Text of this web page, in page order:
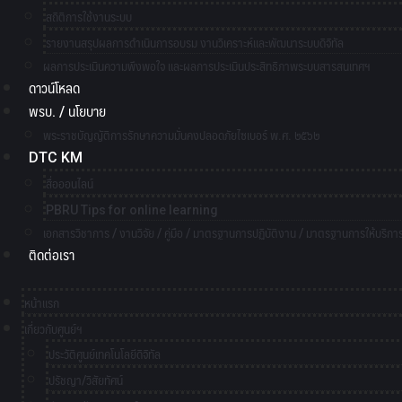
สถิติการใช้งานระบบ
รายงานสรุปผลการดำเนินการอบรม งานวิเคราะห์และพัฒนาระบบดิจิทัล
ผลการประเมินความพึงพอใจ และผลการประเมินประสิทธิภาพระบบสารสนเทศฯ
ดาวน์โหลด
พรบ. / นโยบาย
พระราชบัญญัติการรักษาความมั่นคงปลอดภัยไซเบอร์ พ.ศ. ๒๕๖๒
DTC KM
สื่อออนไลน์
PBRU Tips for online learning
เอกสารวิชาการ / งานวิจัย / คู่มือ / มาตรฐานการปฏิบัติงาน / มาตรฐานการให้บริกา
ติดต่อเรา
หน้าแรก
เกี่ยวกับศูนย์ฯ
ประวัติศูนย์เทคโนโลยีดิจิทัล
ปรัชญา/วิสัยทัศน์